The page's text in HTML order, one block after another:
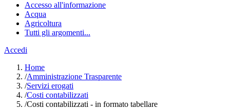
Accesso all'informazione
Acqua
Agricoltura
Tutti gli argomenti...
Accedi
Home
/Amministrazione Trasparente
/Servizi erogati
/Costi contabilizzati
/Costi contabilizzati - in formato tabellare